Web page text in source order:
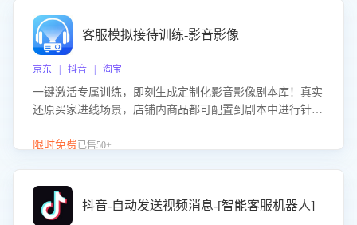
客服模拟接待训练-影音影像
京东 | 抖音 | 淘宝
一键激活专属训练，即刻生成定制化影音影像剧本库！真实
还原买家进线场景，店铺内商品都可配置到剧本中进行针对
击 “立即开通”，快速获取影音影像类目剧本，一键开启客服
限时免费已售50+
抖音-自动发送视频消息-[智能客服机器人]